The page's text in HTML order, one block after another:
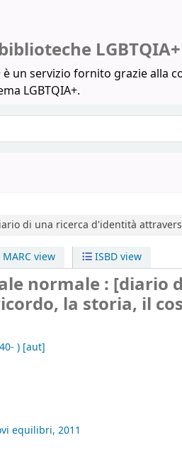
LGBTQIA+
è un servizio fornito grazie
LGBTQIA+.
di una ricerca d'identità
MARC view ISBD view
normale : [diario
la storia, il
) [aut]
equilibri, 2011